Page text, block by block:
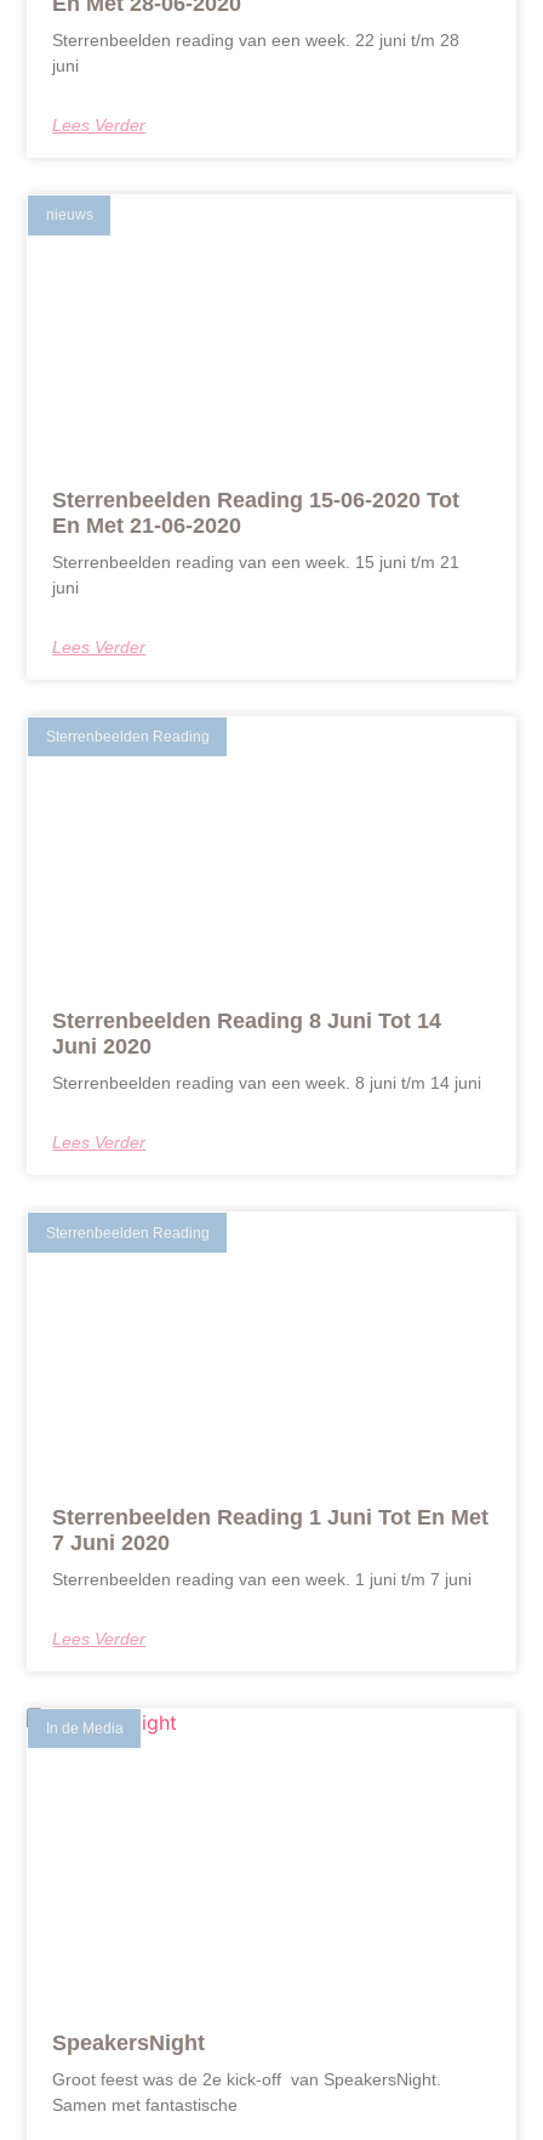
Sterrenbeelden reading van een week. 22 juni t/m 28
juni
Lees Verder
nieuws
Sterrenbeelden Reading 15-06-2020 Tot
En Met 21-06-2020
Sterrenbeelden reading van een week. 15 juni t/m 21
juni
Lees Verder
Sterrenbeelden Reading
Sterrenbeelden Reading 8 Juni Tot 14
Juni 2020
Sterrenbeelden reading van een week. 8 juni t/m 14 juni
Lees Verder
Sterrenbeelden Reading
Sterrenbeelden Reading 1 Juni Tot En Met
7 Juni 2020
Sterrenbeelden reading van een week. 1 juni t/m 7 juni
Lees Verder
In de Media
SpeakersNight
Groot feest was de 2e kick-off van SpeakersNight.
Samen met fantastische